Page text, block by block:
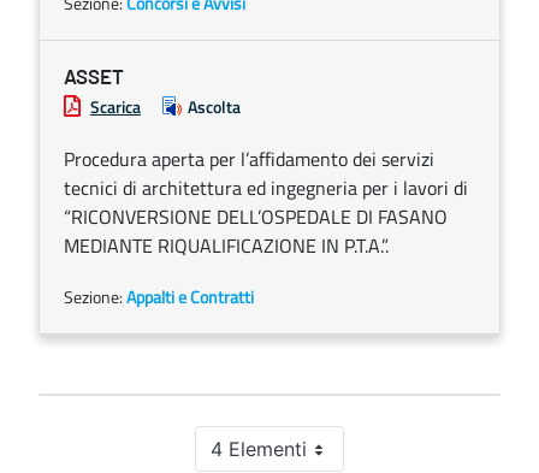
ASSET
Scarica Ascolta
Procedura aperta per l’affidamento dei servizi
tecnici di architettura ed ingegneria per i lavori di
“RICONVERSIONE DELL’OSPEDALE DI FASANO
MEDIANTE RIQUALIFICAZIONE IN P.T.A.”.
Sezione:Appalti e Contratti
4 ElementiPer pagina